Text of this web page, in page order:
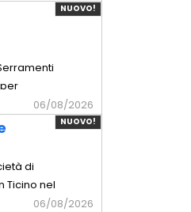
NUOVO!
di
Posa in
di arredi
06/08/2026
NUOVO!
di
Ticino nel
06/08/2026